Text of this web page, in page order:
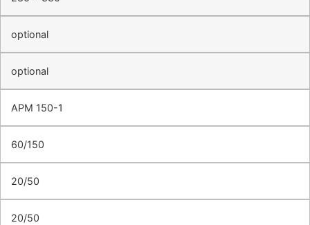
optional
optional
APM 150-1
60/150
20/50
20/50